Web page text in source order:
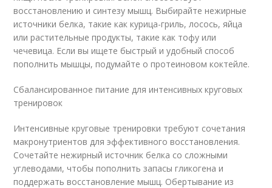
восстановлению и синтезу мышц. Выбирайте нежирные
источники белка, такие как курица-гриль, лосось, яйца
или растительные продукты, такие как тофу или
чечевица. Если вы ищете быстрый и удобный способ
пополнить мышцы, подумайте о протеиновом коктейле.
Сбалансированное питание для интенсивных круговых
тренировок
Интенсивные круговые тренировки требуют сочетания
макронутриентов для эффективного восстановления.
Сочетайте нежирный источник белка со сложными
углеводами, чтобы пополнить запасы гликогена и
поддержать восстановление мышц. Обертывание из